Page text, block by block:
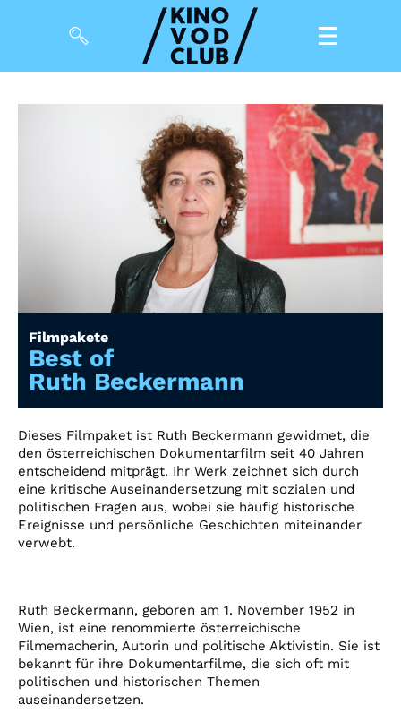
Magazin
Kuratierungen
Events
So geht’s
Filmpakete
Gutscheine
& Filmpässe
Account
Suche
Filmpakete
Best of
Ruth Beckermann
Dieses Filmpaket ist Ruth Beckermann gewidmet, die
den österreichischen Dokumentarfilm seit 40 Jahren
entscheidend mitprägt. Ihr Werk zeichnet sich durch
eine kritische Auseinandersetzung mit sozialen und
politischen Fragen aus, wobei sie häufig historische
Ereignisse und persönliche Geschichten miteinander
verwebt.
Ruth Beckermann, geboren am 1. November 1952 in
Wien, ist eine renommierte österreichische
Filmemacherin, Autorin und politische Aktivistin. Sie ist
bekannt für ihre Dokumentarfilme, die sich oft mit
politischen und historischen Themen
auseinandersetzen.